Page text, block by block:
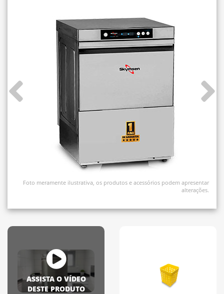
Foto meramente ilustrativa, os produtos e acessórios podem apresentar
alterações.
ASSISTA O VÍDEO
DESTE PRODUTO